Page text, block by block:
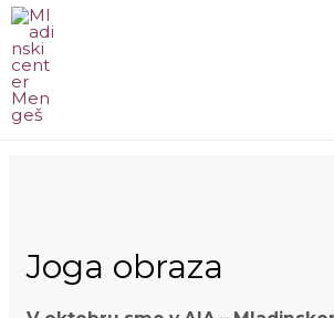
content
Joga obraza